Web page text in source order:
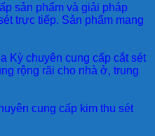
sản phẩm và giải pháp
trực tiếp. Sản phẩm mang
Kỳ chuyên cung cấp cắt sét
rộng rãi cho nhà ở, trung
cung cấp kim thu sét